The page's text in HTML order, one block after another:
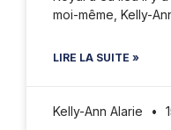
moi-même, Kelly-
LIRE LA SUITE »
Kelly-Ann Alarie